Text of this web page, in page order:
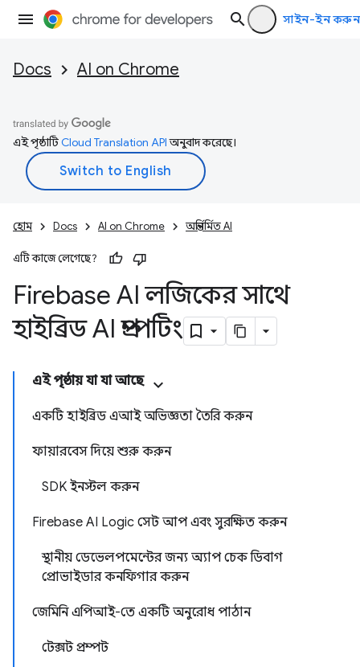
সাইন-ইন করুন
Docs AI on Chrome
এই পৃষ্ঠাটিCloud Translation APIঅনুবাদ করেছে।
হোম Docs AI on Chrome অন্তর্নির্মিত AI
এটি কাজে লেগেছে?
Firebase AI লজিকের সাথে
হাইব্রিড AI প্রম্পটিং
এই পৃষ্ঠায় যা যা আছে
একটি হাইব্রিড এআই অভিজ্ঞতা তৈরি করুন
ফায়ারবেস দিয়ে শুরু করুন
SDK ইনস্টল করুন
Firebase AI Logic সেট আপ এবং সুরক্ষিত করুন
স্থানীয় ডেভেলপমেন্টের জন্য অ্যাপ চেক ডিবাগ
প্রোভাইডার কনফিগার করুন
জেমিনি এপিআই-তে একটি অনুরোধ পাঠান
টেক্সট প্রম্পট